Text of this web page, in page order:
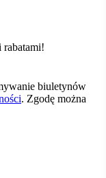
rabatami!
biuletynów
. Zgodę można